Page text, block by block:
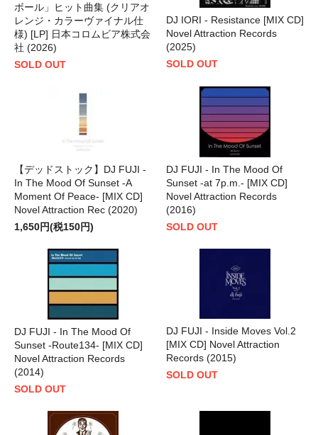
ボール」ヒット曲集 (クリアオ
レンジ・カラーヴァイナル仕
様) [LP] 日本コロムビア株式会
社 (2026)
SOLD OUT
DJ IORI - Resistance [MIX CD]
Novel Attraction Records
(2025)
SOLD OUT
【デッドストック】DJ FUJI -
In The Mood Of Sunset -A
Moment Of Peace- [MIX CD]
Novel Attraction Rec (2020)
1,650円(税150円)
DJ FUJI - In The Mood Of
Sunset -at 7p.m.- [MIX CD]
Novel Attraction Records
(2016)
SOLD OUT
DJ FUJI - In The Mood Of
Sunset -Route134- [MIX CD]
Novel Attraction Records
(2014)
SOLD OUT
DJ FUJI - Inside Moves Vol.2
[MIX CD] Novel Attraction
Records (2015)
SOLD OUT